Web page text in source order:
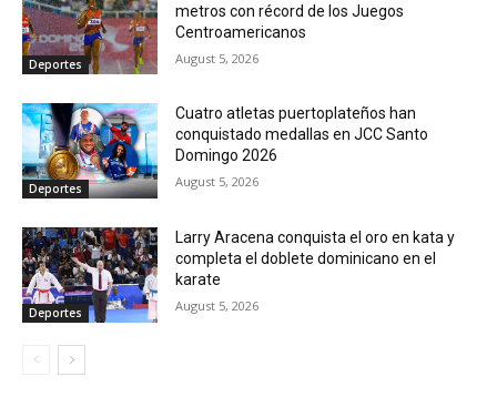
Deportes
metros con récord de los Juegos
Centroamericanos
August 5, 2026
Deportes
Cuatro atletas puertoplateños han
conquistado medallas en JCC Santo
Domingo 2026
August 5, 2026
Deportes
Larry Aracena conquista el oro en kata y
completa el doblete dominicano en el
karate
August 5, 2026